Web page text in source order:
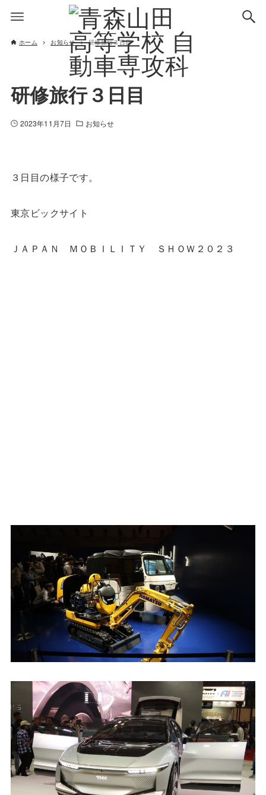
ホーム お知らせ 研修旅行３日目
研修旅行３日目
2023年11月7日 お知らせ
３日目の様子です。
東京ビックサイト
ＪＡＰＡＮ ＭＯＢＩＬＩＴＹ ＳＨＯＷ２０２３